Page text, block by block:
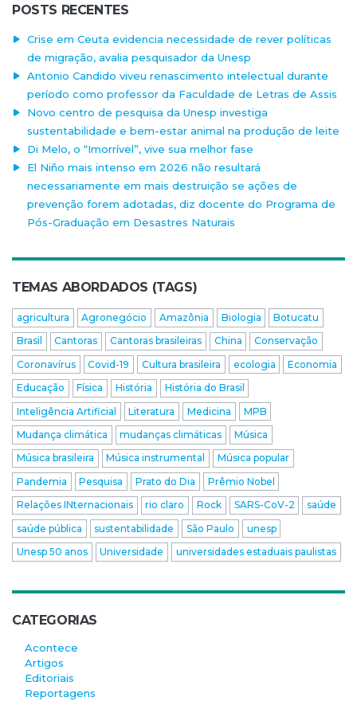
POSTS RECENTES
Crise em Ceuta evidencia necessidade de rever políticas
de migração, avalia pesquisador da Unesp
Antonio Candido viveu renascimento intelectual durante
período como professor da Faculdade de Letras de Assis
Novo centro de pesquisa da Unesp investiga
sustentabilidade e bem-estar animal na produção de leite
Di Melo, o “Imorrível”, vive sua melhor fase
El Niño mais intenso em 2026 não resultará
necessariamente em mais destruição se ações de
prevenção forem adotadas, diz docente do Programa de
Pós-Graduação em Desastres Naturais
TEMAS ABORDADOS (TAGS)
agricultura Agronegócio Amazônia Biologia
Botucatu
Brasil
Cantoras Cantoras brasileiras China
Conservação
Coronavírus
Covid-19 Cultura brasileira ecologia
Economia
Educação
Física História
História do Brasil
Inteligência Artificial
Literatura Medicina
MPB
Mudança climática
mudanças climáticas
Música
Música brasileira
Música instrumental
Música popular
Pandemia
Pesquisa Prato do Dia
Prêmio Nobel
Relações INternacionais
rio claro Rock SARS-CoV-2
saúde
saúde pública
sustentabilidade São Paulo
unesp
Unesp 50 anos
Universidade universidades estaduais paulistas
CATEGORIAS
Acontece
Artigos
Editoriais
Reportagens